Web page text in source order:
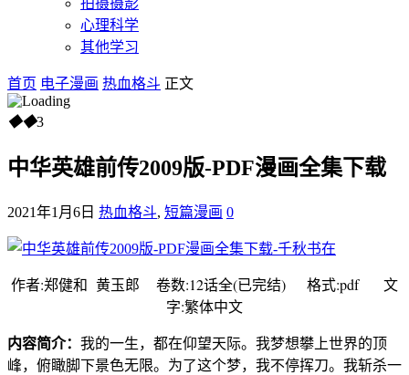
拍摄摄影
心理科学
其他学习
首页 电子漫画 热血格斗 正文
◆◆3
中华英雄前传2009版-PDF漫画全集下载
2021年1月6日 热血格斗, 短篇漫画 0
作者:郑健和 黄玉郎 卷数:12话全(已完结) 格式:pdf 文
字:繁体中文
内容简介： 我的一生，都在仰望天际。我梦想攀上世界的顶
峰，俯瞰脚下景色无限。为了这个梦，我不停挥刀。我斩杀一